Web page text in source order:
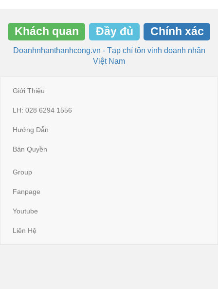
Khách quan Đầy đủ Chính xác
Doanhnhanthanhcong.vn - Tạp chí tôn vinh doanh nhân
Việt Nam
Giới Thiệu
LH: 028 6294 1556
Hướng Dẫn
Bản Quyền
Group
Fanpage
Youtube
Liên Hệ